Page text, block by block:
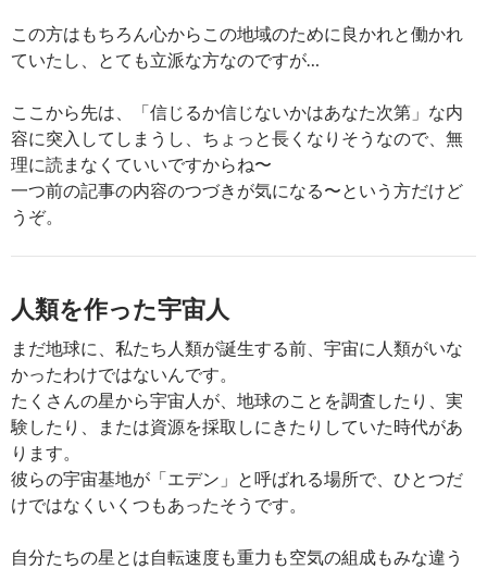
この方はもちろん心からこの地域のために良かれと働かれ
ていたし、とても立派な方なのですが…
ここから先は、「信じるか信じないかはあなた次第」な内
容に突入してしまうし、ちょっと長くなりそうなので、無
理に読まなくていいですからね〜
一つ前の記事の内容のつづきが気になる〜という方だけど
うぞ。
人類を作った宇宙人
まだ地球に、私たち人類が誕生する前、宇宙に人類がいな
かったわけではないんです。
たくさんの星から宇宙人が、地球のことを調査したり、実
験したり、または資源を採取しにきたりしていた時代があ
ります。
彼らの宇宙基地が「エデン」と呼ばれる場所で、ひとつだ
けではなくいくつもあったそうです。
自分たちの星とは自転速度も重力も空気の組成もみな違う